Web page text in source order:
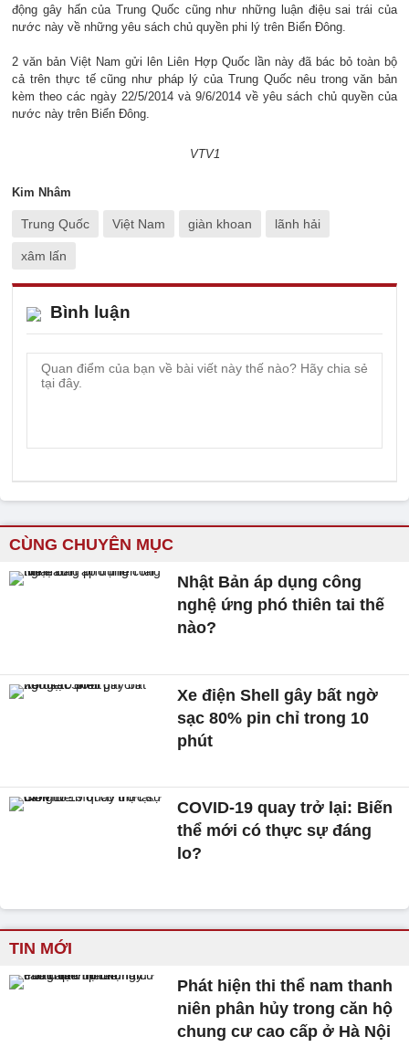
động gây hấn của Trung Quốc cũng như những luận điệu sai trái của
nước này về những yêu sách chủ quyền phi lý trên Biển Đông.
2 văn bản Việt Nam gửi lên Liên Hợp Quốc lần này đã bác bỏ toàn bộ
cả trên thực tế cũng như pháp lý của Trung Quốc nêu trong văn bản
kèm theo các ngày 22/5/2014 và 9/6/2014 về yêu sách chủ quyền của
nước này trên Biển Đông.
VTV1
Kim Nhâm
Trung Quốc Việt Nam giàn khoan lãnh hải
xâm lấn
Bình luận
CÙNG CHUYÊN MỤC
Nhật Bản áp dụng công
nghệ ứng phó thiên tai thế
nào?
Xe điện Shell gây bất ngờ
sạc 80% pin chỉ trong 10
phút
COVID-19 quay trở lại: Biến
thể mới có thực sự đáng
lo?
TIN MỚI
Phát hiện thi thể nam thanh
niên phân hủy trong căn hộ
chung cư cao cấp ở Hà Nội